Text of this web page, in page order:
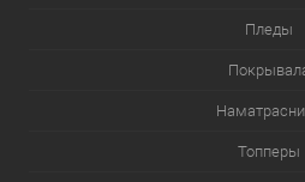
Пледы
Топперы